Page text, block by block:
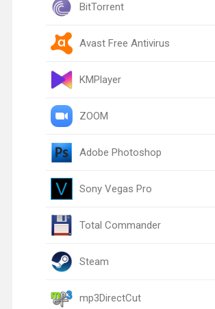
BitTorrent
Avast Free Antivirus
KMPlayer
ZOOM
Adobe Photoshop
Sony Vegas Pro
Total Commander
Steam
mp3DirectCut